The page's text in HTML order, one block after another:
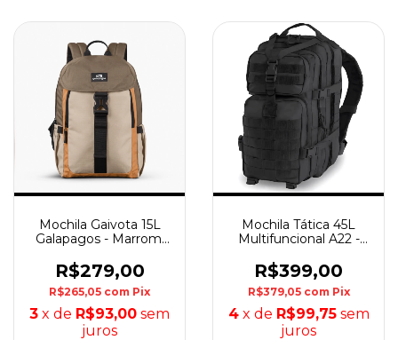
Mochila Gaivota 15L
Galapagos - Marrom,
R$279,00
R$265,05 com Pix
3 x de R$93,00 sem
juros
Mochila Tática 45L
Multifuncional A22 -
R$399,00
R$379,05 com Pix
4 x de R$99,75 sem
juros